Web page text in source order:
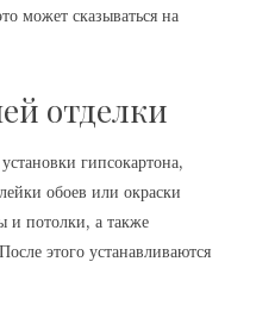
может сказываться на
отделки
гипсокартона,
обоев или окраски
и потолки, а также
этого устанавливаются